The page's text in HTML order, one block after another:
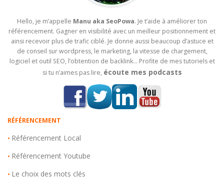
Hello, je m’appelle Manu aka SeoPowa. Je t’aide à améliorer ton
référencement. Gagner en visibilité avec un meilleur positionnement et
ainsi recevoir plus de trafic ciblé. Je donne aussi beaucoup d’astuce et
de conseil sur wordpress, le marketing, la vitesse de chargement,
logiciel et outil SEO, l’obtention de backlink… Profite de mes tutoriels et
si tu n’aimes pas lire, écoute mes podcasts
RÉFÉRENCEMENT
• Référencement Local
• Référencement Youtube
• Le choix des mots clés